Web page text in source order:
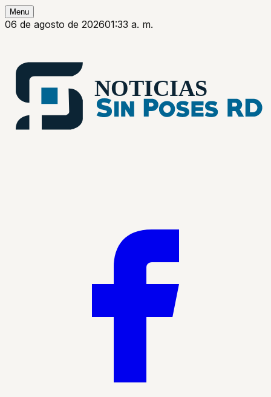
Menu
06 de agosto de 202601:33 a. m.